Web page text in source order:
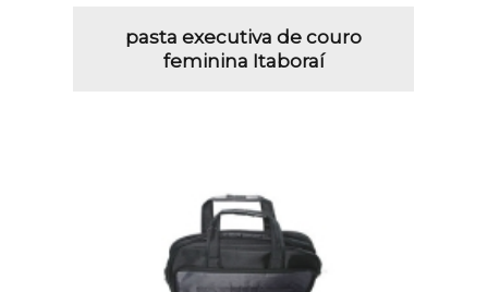
pasta executiva de couro
feminina Itaboraí